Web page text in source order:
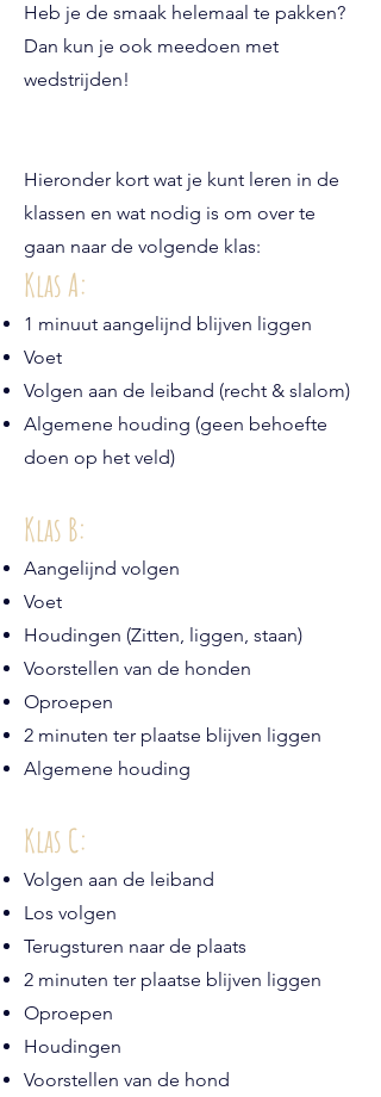
Heb je de smaak helemaal te pakken?
Dan kun je ook meedoen met
wedstrijden!
Hieronder kort wat je kunt leren in de
klassen en wat nodig is om over te
gaan naar de volgende klas:
Klas A:
1 minuut aangelijnd blijven liggen
Voet
Volgen aan de leiband (recht & slalom)
Algemene houding (geen behoefte
doen op het veld)
Klas B:
Aangelijnd volgen
Voet
Houdingen (Zitten, liggen, staan)
Voorstellen van de honden
Oproepen
2 minuten ter plaatse blijven liggen
Algemene houding
Klas C:
Volgen aan de leiband
Los volgen
Terugsturen naar de plaats
2 minuten ter plaatse blijven liggen
Oproepen
Houdingen
Voorstellen van de hond